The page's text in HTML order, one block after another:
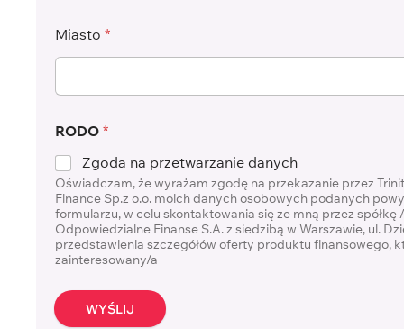
Miasto *
RODO *
Zgoda na przetwarzanie danych
Oświadczam, że wyrażam zgodę na przekazanie przez
Finance Sp.z o.o. moich danych osobowych podanych
formularzu, w celu skontaktowania się ze mną przez spółkę
Odpowiedzialne Finanse S.A. z siedzibą w Warszawie, ul.
przedstawienia szczegółów oferty produktu finansowego,
zainteresowany/a
WYŚLIJ